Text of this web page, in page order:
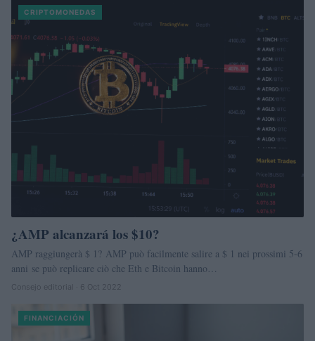
CRIPTOMONEDAS
¿AMP alcanzará los $10?
AMP raggiungerà $ 1? AMP può facilmente salire a $ 1 nei prossimi 5-6
anni se può replicare ciò che Eth e Bitcoin hanno…
Consejo editorial · 6 Oct 2022
FINANCIACIÓN